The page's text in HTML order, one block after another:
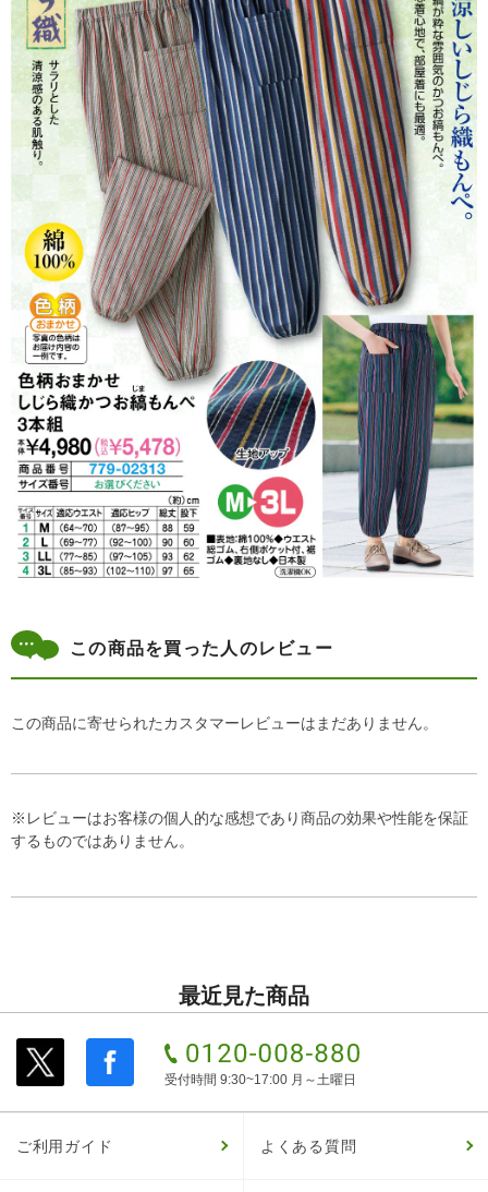
この商品を買った人のレビュー
この商品に寄せられたカスタマーレビューはまだありません。
※レビューはお客様の個人的な感想であり商品の効果や性能を保証
するものではありません。
最近見た商品
受付時間 9:30~17:00 月～土曜日
ご利用ガイド よくある質問